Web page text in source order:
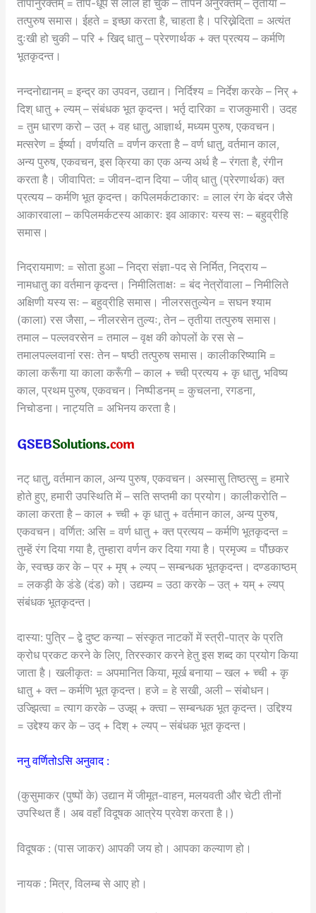
तापानुरक्तम् = ताप-धूप से लाल हो चुके – तापेन अनुरक्तम् – तृतीया –
तत्पुरुष समास। ईहते = इच्छा करता है, चाहता है। परिख्नेदिता = अत्यंत
दुःखी हो चुकी – परि + खिद् धातु – प्रेरणार्थक + क्त प्रत्यय – कर्मणि
भूतकृदन्त।
नन्दनोद्यानम् = इन्द्र का उपवन, उद्यान। निर्दिश्य = निर्देश करके – निर् +
दिश् धातु + ल्यम् – संबंधक भूत कृदन्त। भर्तृ दारिका = राजकुमारी। उदह
= तुम धारण करो – उत् + वह धातु, आज्ञार्थ, मध्यम पुरुष, एकवचन।
मत्सरेण = ईर्ष्या। वर्णयति = वर्णन करता है – वर्ण धातु, वर्तमान काल,
अन्य पुरुष, एकवचन, इस क्रिया का एक अन्य अर्थ है – रंगता है, रंगीन
करता है। जीवापित: = जीवन-दान दिया – जीव् धातु (प्रेरणार्थक) क्त
प्रत्यय – कर्मणि भूत कृदन्त। कपिलमर्कटाकारः = लाल रंग के बंदर जैसे
आकारवाला – कपिलमर्कटस्य आकारः इव आकारः यस्य सः – बहुव्रीहि
समास।
निद्रायमाण: = सोता हुआ – निद्रा संज्ञा-पद से निर्मित, निद्राय –
नामधातु का वर्तमान कृदन्त। निमीलिताक्षः = बंद नेत्रोंवाला – निमीलिते
अक्षिणी यस्य सः – बहुव्रीहि समास। नीलरसतुल्येन = सघन श्याम
(काला) रस जैसा, – नीलरसेन तुल्यः, तेन – तृतीया तत्पुरुष समास।
तमाल – पल्लवरसेन = तमाल – वृक्ष की कोपलों के रस से –
तमालपल्लवानां रसः तेन – षष्ठी तत्पुरुष समास। कालीकरिष्यामि =
काला करूँगा या काला करूँगी – काल + च्ची प्रत्यय + कृ धातु, भविष्य
काल, प्रथम पुरुष, एकवचन। निष्पीडनम् = कुचलना, रगडना,
निचोडना। नाट्यति = अभिनय करता है।
नट् धातु, वर्तमान काल, अन्य पुरुष, एकवचन। अस्मासु तिष्ठत्सु = हमारे
होते हुए, हमारी उपस्थिति में – सति सप्तमी का प्रयोग। कालीकरोति –
काला करता है – काल + च्ची + कृ धातु + वर्तमान काल, अन्य पुरुष,
एकवचन। वर्णित: असि = वर्ण धातु + क्त प्रत्यय – कर्मणि भूतकृदन्त =
तुम्हें रंग दिया गया है, तुम्हारा वर्णन कर दिया गया है। प्रमृज्य = पौंछकर
के, स्वच्छ कर के – प्र + मृष् + ल्यप् – सम्बन्धक भूतकृदन्त। दण्डकाष्ठम्
= लकड़ी के डंडे (दंड) को। उद्यम्य = उठा करके – उत् + यम् + ल्यप्
संबंधक भूतकृदन्त।
दास्या: पुत्रि – द्वे दुष्ट कन्या – संस्कृत नाटकों में स्त्री-पात्र के प्रति
क्रोध प्रकट करने के लिए, तिरस्कार करने हेतु इस शब्द का प्रयोग किया
जाता है। खलीकृतः = अपमानित किया, मूर्ख बनाया – खल + च्ची + कृ
धातु + क्त – कर्मणि भूत कृदन्त। हजे = हे सखी, अली – संबोधन।
उज्झित्वा = त्याग करके – उज्झ् + क्त्वा – सम्बन्धक भूत कृदन्त। उद्दिश्य
= उद्देश्य कर के – उद् + दिश् + ल्यप् – संबंधक भूत कृदन्त।
ननु वर्णितोऽसि अनुवाद :
(कुसुमाकर (पुष्पों के) उद्यान में जीमूत-वाहन, मलयवती और चेटी तीनों
उपस्थित हैं। अब वहाँ विदूषक आत्रेय प्रवेश करता है।)
विदूषक : (पास जाकर) आपकी जय हो। आपका कल्याण हो।
नायक : मित्र, विलम्ब से आए हो।